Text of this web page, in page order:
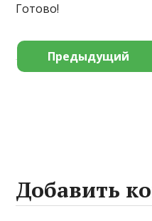
Готово!
Предыдущий
Добавить